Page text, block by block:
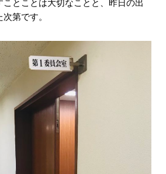
とことは大切なことと、昨日の出
第です。